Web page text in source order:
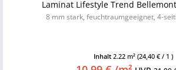
Laminat Lifestyle Trend
8 mm stark, feuchtraumgeeignet, 4-
Inhalt 2.22 m² (24,40 € / 1 )